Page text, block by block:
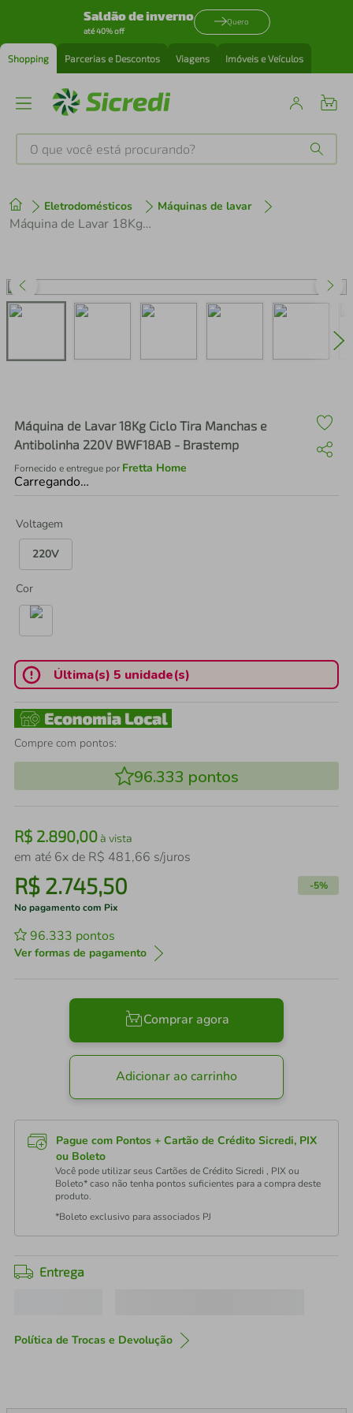
Saldão de inverno
até 40% off
Quero
Shopping Parcerias e Descontos Viagens Imóveis e Veículos
O que você está procurando?
Eletrodomésticos Máquinas de lavar
Máquina de Lavar 18Kg Ciclo Tira Manchas e Antibolinha 220V BWF18AB - Brastemp
Máquina de Lavar 18Kg Ciclo Tira Manchas e
Antibolinha 220V BWF18AB - Brastemp
Fornecido e entregue por Fretta Home
Carregando…
Voltagem
220V
Cor
Última(s) 5 unidade(s)
Compre com pontos:
96.333 pontos
R$ 2.890,00à vista
em até 6x de R$ 481,66 s/juros
R$ 2.745,50 -5%
No pagamento com Pix
96.333 pontos
Ver formas de pagamento
Comprar agora
Adicionar ao carrinho
Pague com Pontos + Cartão de Crédito Sicredi, PIX
ou Boleto
Você pode utilizar seus Cartões de Crédito Sicredi , PIX ou
Boleto* caso não tenha pontos suficientes para a compra deste
produto.
*Boleto exclusivo para associados PJ
Entrega
Política de Trocas e Devolução
1º tenis
perfume